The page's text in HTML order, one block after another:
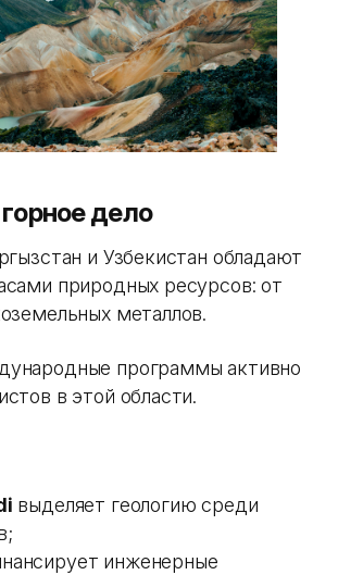
дело
и Узбекистан обладают
природных ресурсов: от
металлов.
программы активно
в этой области.
выделяет геологию среди
инженерные